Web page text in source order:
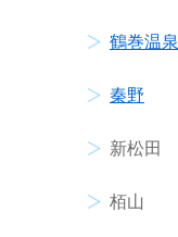
鶴巻温泉
秦野
新松田
栢山